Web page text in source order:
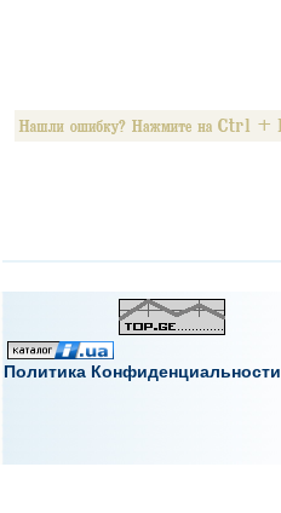
Политика Конфиденциальности